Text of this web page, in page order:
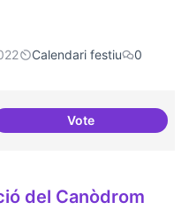
Calendari festiu
0
VoteDates clau al
del Canòdrom